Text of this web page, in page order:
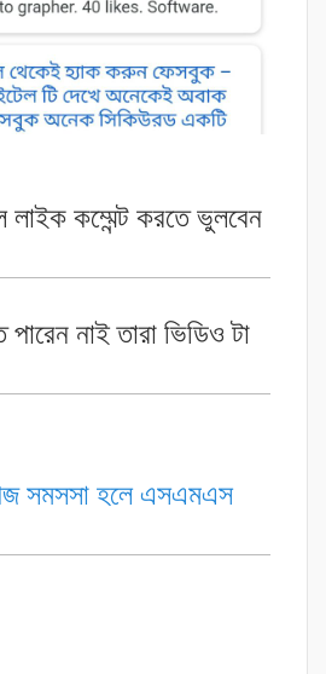
লাইক কম্মেন্ট করতে ভুলবেন
নাই তারা ভিডিও টা
সমসসা হলে এসএমএস